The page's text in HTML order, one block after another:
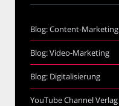
Blog: Content-Marketing
Blog: Video-Marketing
Blog: Digitalisierung
YouTube Channel Verlag